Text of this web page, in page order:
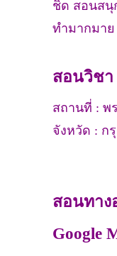
ชิด สอนสนุ
ทำมากมาย
สอนวิช
สถานที่ : พ
จังหวัด : ก
สอนทาง
Google